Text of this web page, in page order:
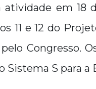
atividade em 18
11 e 12 do
Congresso.
Sistema S para a